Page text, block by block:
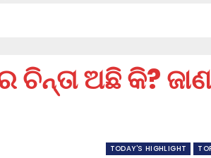
ଅଛି କି?
TODAY'S HIGHLIGHT